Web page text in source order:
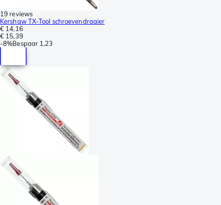
19 reviews
Kershaw TX-Tool schroevendraaier
€ 14,16
€ 15,39
-8%Bespaar 1,23